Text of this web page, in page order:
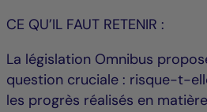
CE QU’IL FAUT RETENIR :
La législation Omnibus
question cruciale : risque-t-
les progrès réalisés en